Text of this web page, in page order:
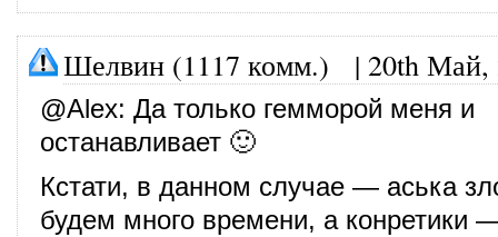
Шелвин (1117 комм.) | 20th Май,
@Alex: Да только гемморой меня и
останавливает 🙂
Кстати, в данном случае — аська
будем много времени, а конретики